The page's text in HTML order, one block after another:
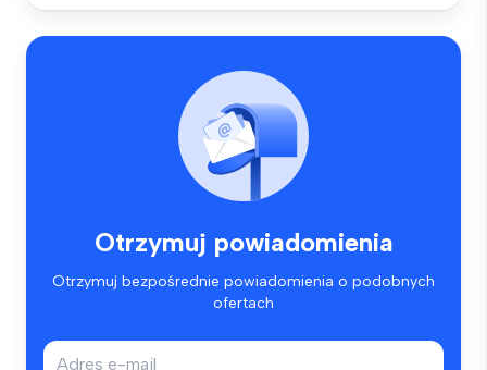
Otrzymuj powiadomienia
Otrzymuj bezpośrednie powiadomienia o podobnych
ofertach